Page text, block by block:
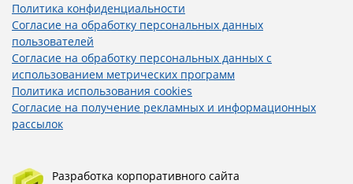
Политика конфиденциальности
Согласие на обработку персональных данных
пользователей
Согласие на обработку персональных данных с
использованием метрических программ
Политика использования cookies
Согласие на получение рекламных и информационных
рассылок
Разработка корпоративного сайта